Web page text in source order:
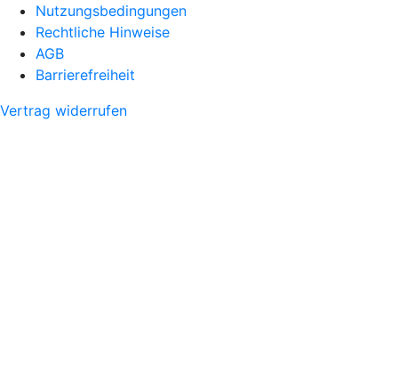
Nutzungsbedingungen
Rechtliche Hinweise
AGB
Barrierefreiheit
Vertrag widerrufen